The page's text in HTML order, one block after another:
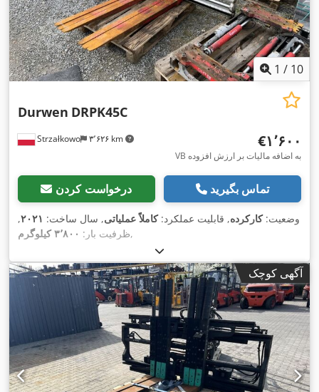
1 / 10
Strzałkowo ۳٬۶۲۶ km
Durwen DRPK45C
‎€۱٬۶۰۰
VB به اضافه مالیات بر ارزش افزوده
درخواست کردن تماس بگیرید
وضعیت:کارکرده, قابلیت عملکرد:کاملاً عملیاتی, سال ساخت: ۲۰۲۱,
ظرفیت بار: ۳٬۸۰۰ کیلوگرم ,
آگهی کوچک